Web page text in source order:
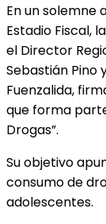
En un solemne
Estadio Fiscal,
el Director
Sebastián Pino
Fuenzalida,
que forma
Drogas”.
Su objetivo
consumo de
adolescentes.